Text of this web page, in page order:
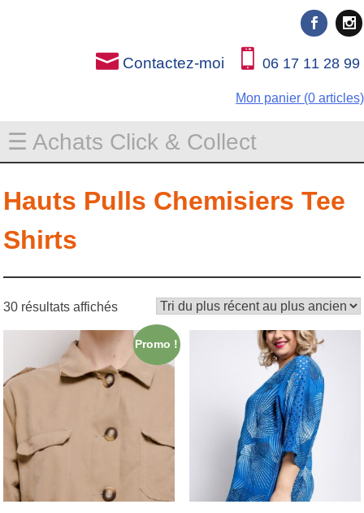
Contactez-moi 06 17 11 28 99
Mon panier (0 articles)
☰ Achats Click & Collect
Hauts Pulls Chemisiers Tee
Shirts
30 résultats affichés
Promo !